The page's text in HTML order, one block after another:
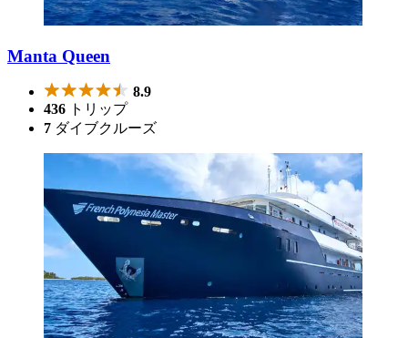
Manta Queen
8.9
436 トリップ
7 ダイブクルーズ